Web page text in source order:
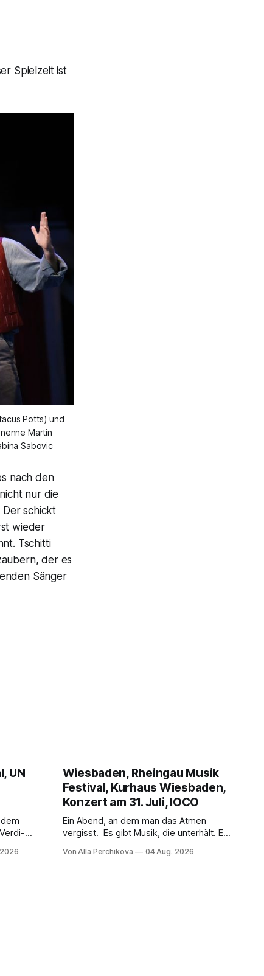
Spielzeit ist
Potts) und
Martin
Sabovic
nach den
nur die
Der schickt
wieder
Tschitti
der es
Sänger
UN
Wiesbaden, Rheingau Musik
Festival, Kurhaus Wiesbaden,
Konzert am 31. Juli, IOCO
Ein Abend, an dem man das Atmen
vergisst. Es gibt Musik, die unterhält. Es
Musik, nach der man minutenlang kein
Von Alla Perchikova 04 Aug. 2026